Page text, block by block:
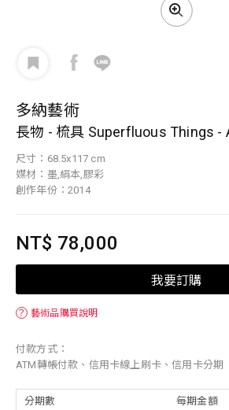
多納藝術
長物 - 梳具 Superfluous Things -
尺寸：68.5x117 cm
媒材：墨,絹本,膠彩
創作年份：2014
NT$ 78,000
我要訂購
？ 藝術品購買說明
付款方式：
ATM轉帳付款、信用卡線上刷卡、信用卡分期
分期數 每期金額